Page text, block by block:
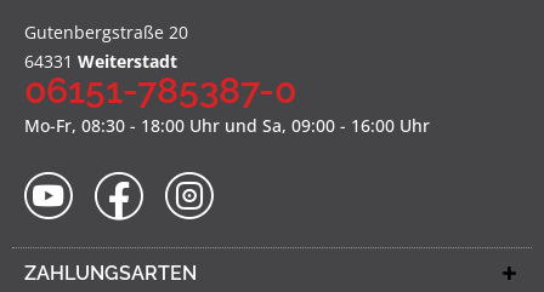
Gutenbergstraße 20
64331 Weiterstadt
06151-785387-0
Mo-Fr, 08:30 - 18:00 Uhr und Sa, 09:00 - 16:00 Uhr
ZAHLUNGSARTEN